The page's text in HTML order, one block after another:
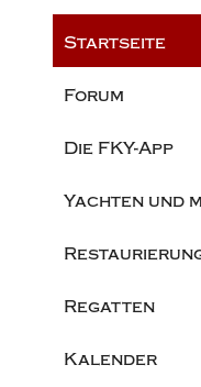
Startseite
Forum
Die FKY-App
Yachten und
Regatten
Kalender